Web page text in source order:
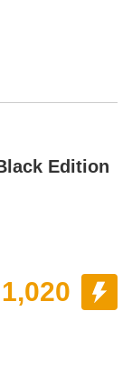
Edition
1,020